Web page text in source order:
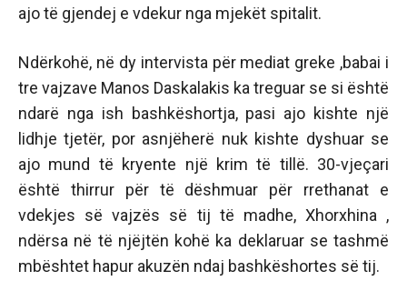
ajo të gjendej e vdekur nga mjekët spitalit.
Ndërkohë, në dy intervista për mediat greke ,babai i
tre vajzave Manos Daskalakis ka treguar se si është
ndarë nga ish bashkëshortja, pasi ajo kishte një
lidhje tjetër, por asnjëherë nuk kishte dyshuar se
ajo mund të kryente një krim të tillë. 30-vjeçari
është thirrur për të dëshmuar për rrethanat e
vdekjes së vajzës së tij të madhe, Xhorxhina ,
ndërsa në të njëjtën kohë ka deklaruar se tashmë
mbështet hapur akuzën ndaj bashkëshortes së tij.